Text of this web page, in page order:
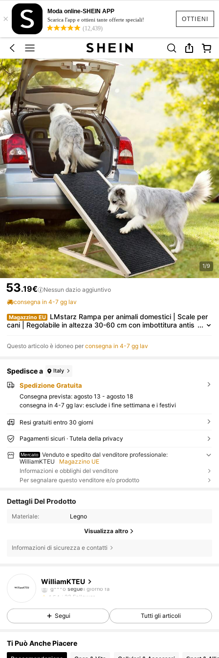
OTTIENI
×
Moda online-SHEIN APP
Scarica l'app e ottieni tante offerte speciali!
(12,439)
1/9
53.19€
Nessun dazio aggiuntivo
consegna in 4-7 gg lav
Magazzino EU
LMstarz Rampa per animali domestici | Scale per
cani | Regolabile in altezza 30-60 cm con imbottitura antis
letto.
Questo articolo è idoneo perconsegna in 4-7 gg lav
Spedisce a Italy
Spedizione Gratuita
Consegna prevista: agosto 13 - agosto 18
consegna in 4-7 gg lav: esclude i fine settimana e i festivi
Resi gratuiti entro 30 giorni
Pagamenti sicuri · Tutela della privacy
Mercato
Venduto e spedito dal venditore professionale:
WilliamKTEU
Magazzino UE
Informazioni e obblighi del venditore
Per segnalare questo venditore e/o prodotto
Dettagli Del Prodotto
Materiale: Legno
Visualizza altro
Informazioni di sicurezza e contatti
WilliamKTEU
g***osegue1 giorno fa
4.54
22 Follower
4.54 22 Follower
4.54 22 Follower
Segui Tutti gli articoli
Ti Può Anche Piacere